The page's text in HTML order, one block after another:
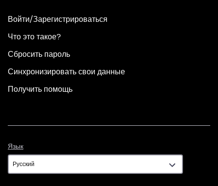
Войти/Зарегистрироваться
Что это такое?
Сбросить пароль
Синхронизировать свои данные
Получить помощь
Язык